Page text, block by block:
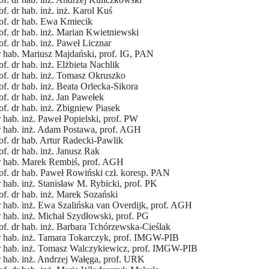
dr hab. inż. inż. Karol Kuś
dr hab. Ewa Kmiecik
dr hab. inż. Marian Kwietniewski
dr hab. inż. Paweł Licznar
hab. Mariusz Majdański, prof. IG, PAN
dr hab. inż. Elżbieta Nachlik
dr hab. inż. Tomasz Okruszko
dr hab. inż. Beata Orlecka-Sikora
dr hab. inż. Jan Pawełek
dr hab. inż. Zbigniew Piasek
hab. inż. Paweł Popielski, prof. PW
hab. inż. Adam Postawa, prof. AGH
dr hab. Artur Radecki-Pawlik
dr hab. inż. Janusz Rak
hab. Marek Rembiś, prof. AGH
dr hab. Paweł Rowiński czł. koresp. PAN
hab. inż. Stanisław M. Rybicki, prof. PK
dr hab. inż. Marek Sozański
hab. inż. Ewa Szalińska van Overdijk, prof. AGH
hab. inż. Michał Szydłowski, prof. PG
dr hab. inż. Barbara Tchórzewska-Cieślak
hab. inż. Tamara Tokarczyk, prof. IMGW-PIB
hab. inż. Tomasz Walczykiewicz, prof. IMGW-PIB
hab. inż. Andrzej Wałęga, prof. URK